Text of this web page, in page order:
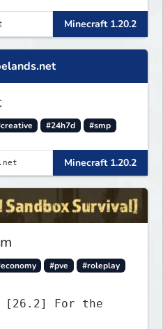
1.20 -
make memories
forget and play
growing SMP's
Minecraft 1.20.2
#24h7d #smp
Minecraft 1.20.2
#pve
#roleplay
[26.2] For the